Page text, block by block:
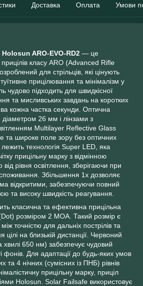
Доставка Оплата Умови
Holosun ARO-EVO-RD2 — це
класу ARO (Advanced Rifle
для стрільців, які цінують
прицілювання та мінімалізм у
чудово підходить для швидкісної
та мисливських завдань на коротких
кожна частка секунди. Оптична
діаметром 26 мм і лінзами з
Multilayer Reflective Glass
та широке поле зору без оптичних
технологія Super LED, яка
прицільну марку з відмінною
рівня освітлення, зберігаючи при
Збільшення 1x дозволяє
відкритими, забезпечуючи повний
та високу швидкість реагування.
класична та ефективна прицільна
(Dot) розміром 2 MOA. Такий розмір є
точністю для дальніх пострілів та
цілі на близькій дистанції. Червоний
хвилі 650 нм) забезпечує чудовий
фонів. Для адаптації до будь-яких умов
та 4 нічних (сумісних із ПНБ) рівнів
прицільну марку, приціл
Holosun. Solar Failsafe використовує